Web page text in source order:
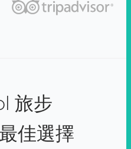
旅步
佳選擇